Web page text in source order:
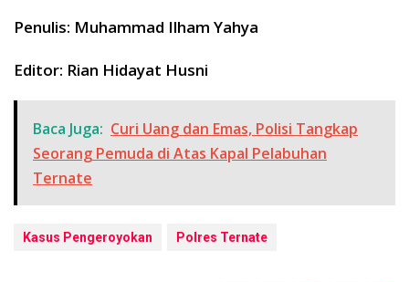
Penulis: Muhammad Ilham Yahya
Editor: Rian Hidayat Husni
Baca Juga: Curi Uang dan Emas, Polisi Tangkap
Seorang Pemuda di Atas Kapal Pelabuhan
Ternate
Kasus Pengeroyokan Polres Ternate